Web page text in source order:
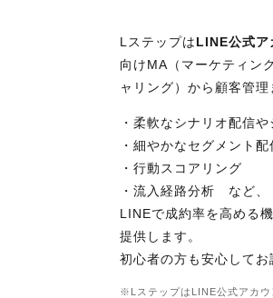
LステップはLINE公式ア
向けMA（マーケティン
ャリング）から顧客管
・柔軟なシナリオ配信
・細やかなセグメント配
・行動スコアリング
・流入経路分析 など、
LINEで成約率を高める
提供します。
初心者の方も安心してお
※LステップはLINE公式アカウ